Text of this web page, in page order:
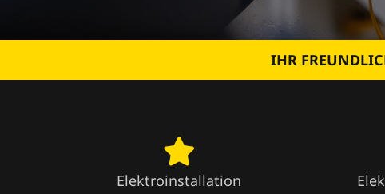
IHR
Elektroinstallation